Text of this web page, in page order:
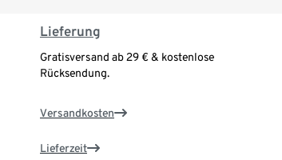
Lieferung
Gratisversand ab 29 € & kostenlose
Rücksendung.
Versandkosten
Lieferzeit